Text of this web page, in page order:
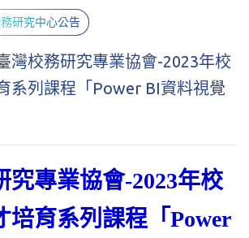
研究中心公告
灣校務研究專業協會-2023年校
系列課程「Power BI資料視覺
究專業協會-2023年校
培育系列課程「Power